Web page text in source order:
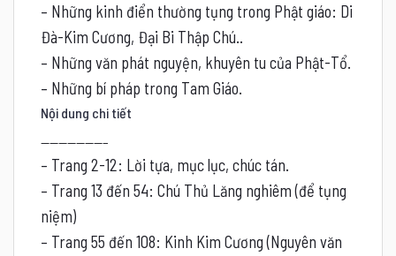
– Những kinh điển thường tụng trong Phật giáo: Di
Đà-Kim Cương, Đại Bi Thập Chú..
– Những văn phát nguyện, khuyên tu của Phật-Tổ.
– Những bí pháp trong Tam Giáo.
Nội dung chi tiết
———————–
– Trang 2-12: Lời tựa, mục lục, chúc tán.
– Trang 13 đến 54: Chú Thủ Lăng nghiêm (để tụng
niệm)
– Trang 55 đến 108: Kinh Kim Cương (Nguyên văn